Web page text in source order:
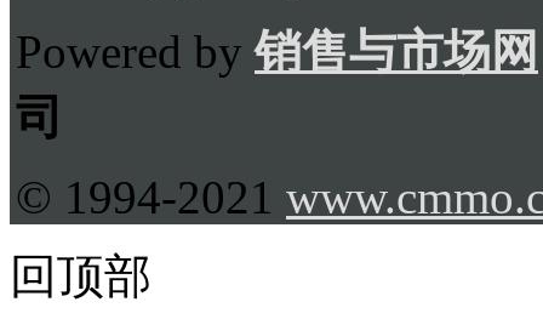
Powered by销售与市场网
司
© 1994-2021
回顶部